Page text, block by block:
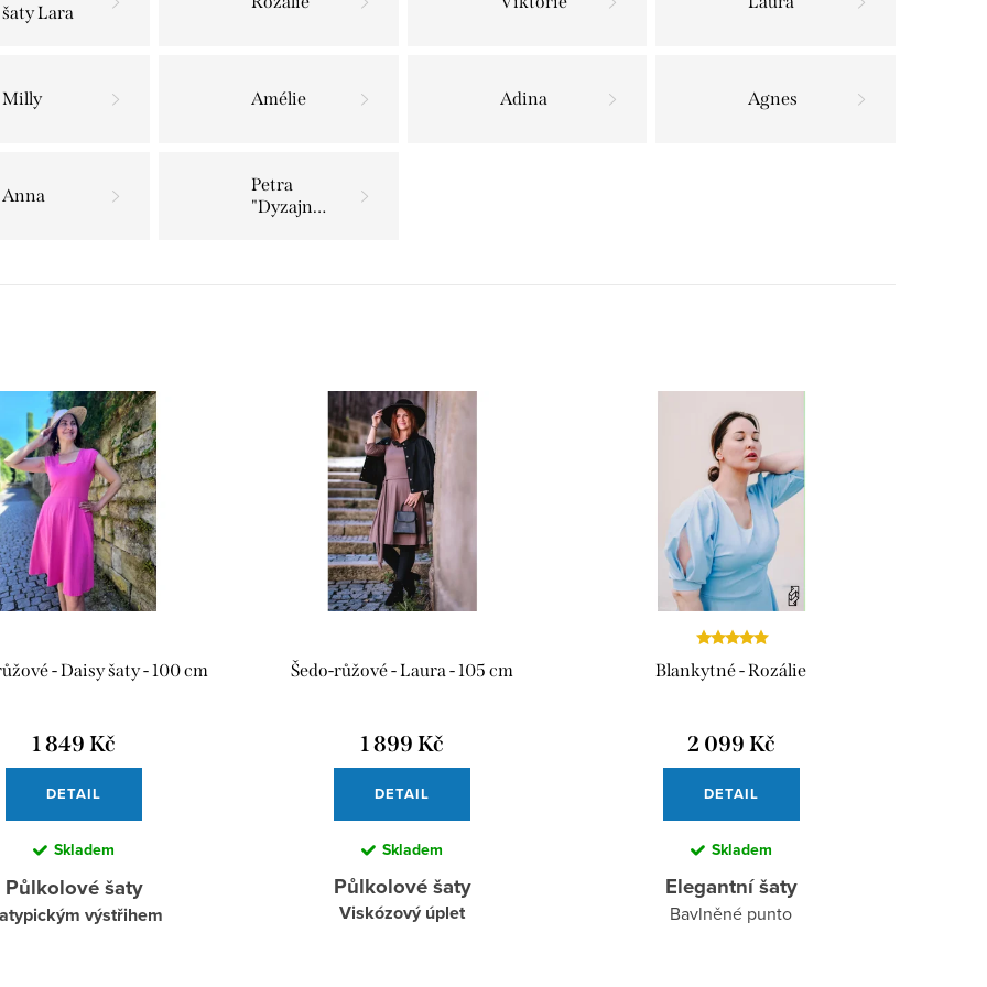
šaty Lara
Milly Amélie Adina Agnes
Anna
Petra
"Dyzajnové"
- Daisy šaty - 100 cm
1 849 Kč
DETAIL
Skladem
Půlkolové šaty
výstřihem
Šedo-růžové - Laura - 105 cm
1 899 Kč
DETAIL
Skladem
Půlkolové šaty
Viskózový úplet
Blankytné - Rozálie
2 099 Kč
DETAIL
Skladem
Elegantní šaty
Bavlněné punto